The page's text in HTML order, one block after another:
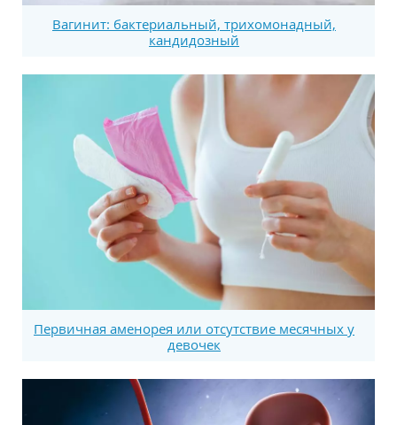
Вагинит: бактериальный, трихомонадный,
кандидозный
Первичная аменорея или отсутствие месячных у
девочек